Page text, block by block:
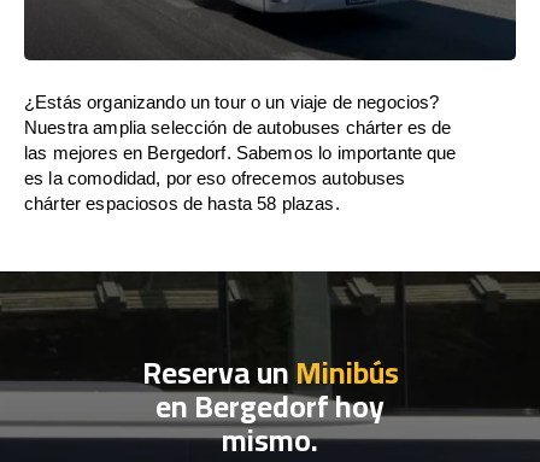
¿Estás organizando un tour o un viaje de negocios?
Nuestra amplia selección de autobuses chárter es de
las mejores en Bergedorf. Sabemos lo importante que
es la comodidad, por eso ofrecemos autobuses
chárter espaciosos de hasta 58 plazas.
Reserva unMinibús
en Bergedorf hoy
mismo.